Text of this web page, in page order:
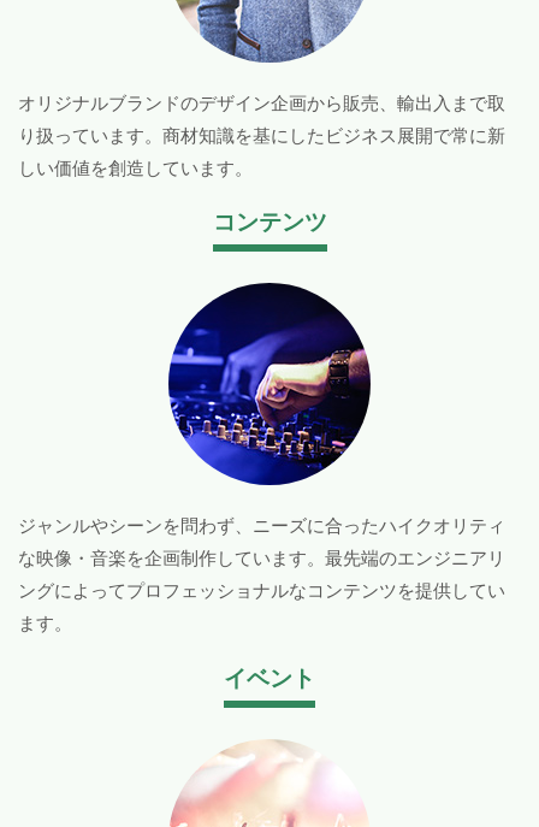
オリジナルブランドのデザイン企画から販売、輸出入まで取
り扱っています。商材知識を基にしたビジネス展開で常に新
しい価値を創造しています。
コンテンツ
ジャンルやシーンを問わず、ニーズに合ったハイクオリティ
な映像・音楽を企画制作しています。最先端のエンジニアリ
ングによってプロフェッショナルなコンテンツを提供してい
ます。
イベント